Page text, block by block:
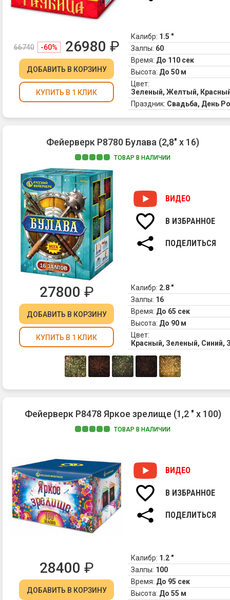
66740 -60% 26980 ₽
ДОБАВИТЬ В КОРЗИНУ
КУПИТЬ В 1 КЛИК
Калибр: 1.5 "
Залпы: 60
Время: До 110 сек
Высота: До 50 м
Цвет:
Зеленый, Желтый,
Праздник: Свадьба, День
Фейерверк Р8780 Булава (2,8" х 16)
ТОВАР В НАЛИЧИИ
ВИДЕО
В ИЗБРАННОЕ
ПОДЕЛИТЬСЯ
27800 ₽
ДОБАВИТЬ В КОРЗИНУ
КУПИТЬ В 1 КЛИК
Калибр: 2.8 "
Залпы: 16
Время: До 65 сек
Высота: До 90 м
Цвет:
Красный, Зеленый, Синий,
Фейерверк Р8478 Яркое зрелище (1,2 " х 100)
ТОВАР В НАЛИЧИИ
ВИДЕО
В ИЗБРАННОЕ
ПОДЕЛИТЬСЯ
28400 ₽
ДОБАВИТЬ В КОРЗИНУ
Калибр: 1.2 "
Залпы: 100
Время: До 95 сек
Высота: До 55 м